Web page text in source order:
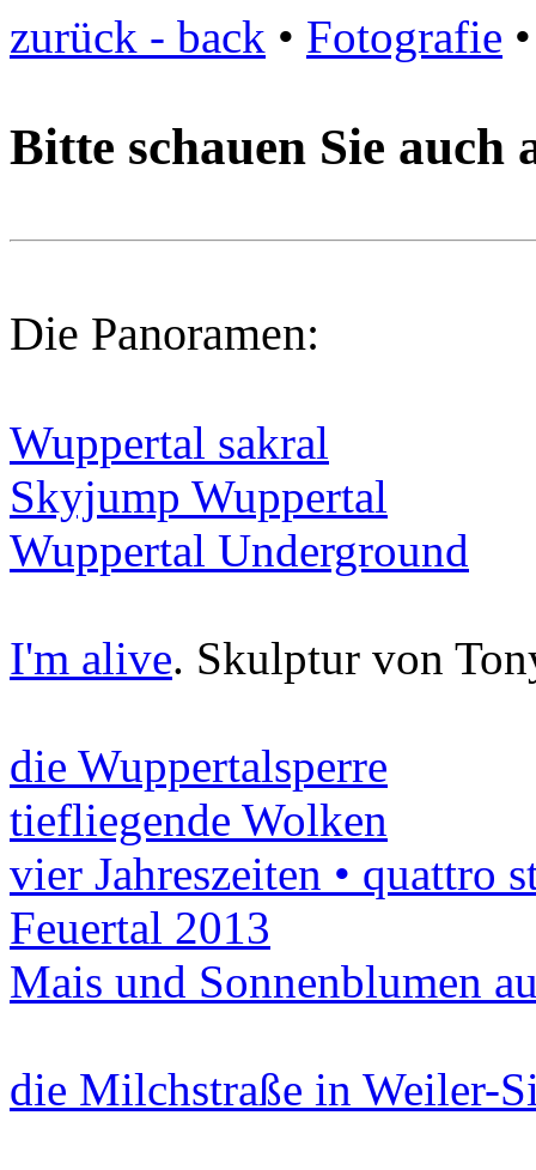
zurück - back • Fotografie
Bitte schauen Sie auch
Die Panoramen:
Wuppertal sakral
Skyjump Wuppertal
Wuppertal Underground
I'm alive. Skulptur von
die Wuppertalsperre
tiefliegende Wolken
vier Jahreszeiten • quattro
Feuertal 2013
Mais und Sonnenblumen
die Milchstraße in Weiler-